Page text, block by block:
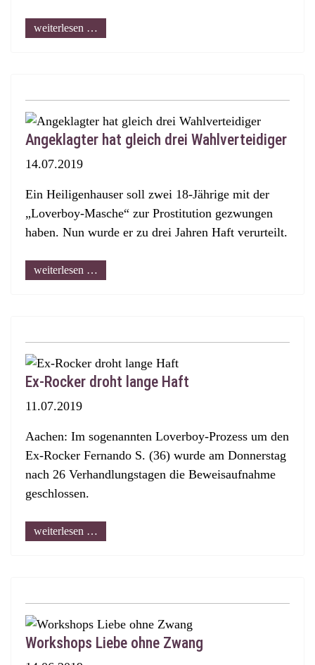
weiterlesen …
Angeklagter hat gleich drei Wahlverteidiger
14.07.2019
Ein Heiligenhauser soll zwei 18-Jährige mit der
„Loverboy-Masche“ zur Prostitution gezwungen
haben. Nun wurde er zu drei Jahren Haft verurteilt.
weiterlesen …
Ex-Rocker droht lange Haft
11.07.2019
Aachen: Im sogenannten Loverboy-Prozess um den
Ex-Rocker Fernando S. (36) wurde am Donnerstag
nach 26 Verhandlungstagen die Beweisaufnahme
geschlossen.
weiterlesen …
Workshops Liebe ohne Zwang